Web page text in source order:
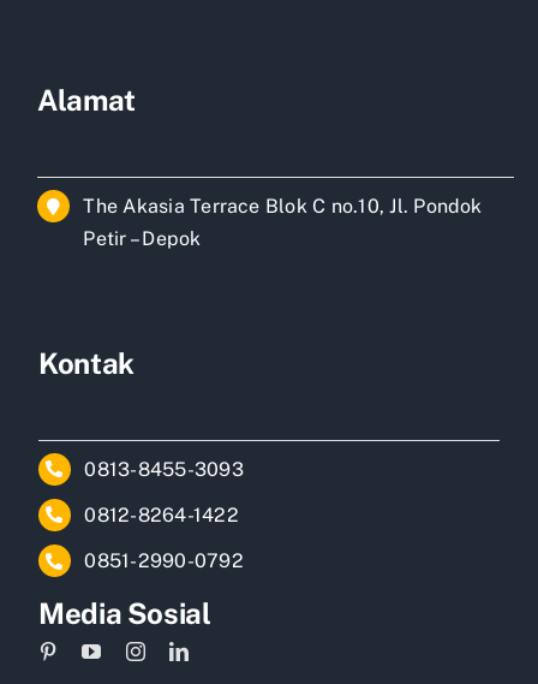
Alamat
The Akasia Terrace Blok C no.10, Jl. Pondok
Petir – Depok
Kontak
0813-8455-3093
0812-8264-1422
0851-2990-0792
Media Sosial